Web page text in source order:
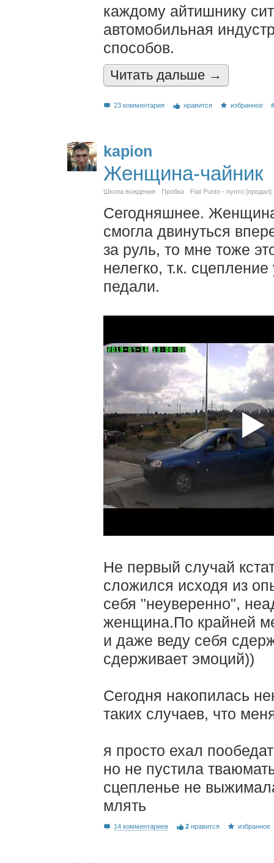
каждому айтишнику
автомобильная
способов.
Читать дальшe →
23 комментария нравится избранное
kapion
Женщина-чайник
Школа вождения Пробка Fiat Punto - пунто [продал]
Сегодняшнее.
смогла двинуться
за руль, то мне тоже
нелегко, т.к.
педали.
Не первый случай
сложился исходя из
себя "неуверенно",
женщина.По крайней
и даже веду себя
сдерживает эмоций))
Сегодня накопилась
таких случаев, что
я просто ехал
но не пустила
сцепленье не
млять
14 комментариев 2 нравится избранное